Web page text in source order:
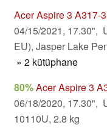
Acer Aspire 3 A317-
04/15/2021, 17.30",
EU), Jasper Lake
» 2 kütüphane
80%Acer Aspire 3
06/18/2020, 17.30",
10110U, 2.8 kg